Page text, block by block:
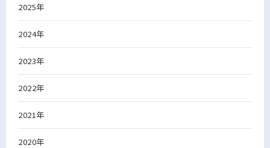
2025年
2024年
2023年
2022年
2021年
2020年